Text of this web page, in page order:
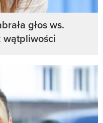
głos ws.
wątpliwości